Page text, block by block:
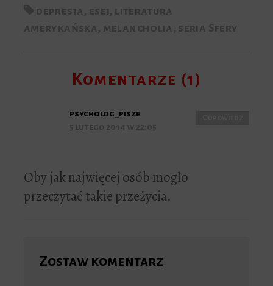
Komentarze (1)
psycholog_pisze
Oby jak najwięcej osób mogło
przeczytać takie przeżycia.
Zostaw komentarz